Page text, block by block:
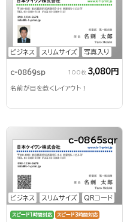
ビジネス スリムサイズ 写真入り
c-0869sp 100枚 3,080円
名前が目を惹くレイアウト！
ビジネス スリムサイズ QRコード
c-0865sqr
スピード1時間対応 スピード3時間対応